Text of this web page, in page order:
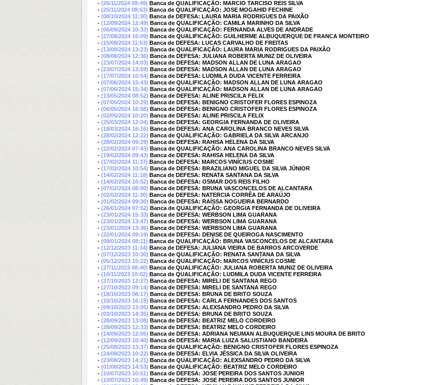
- (26/11/2024 09:49) Banca de QUALIFICAÇÃO: MARCIO TARCISO REIS SILVA
- (25/11/2024 08:53) Banca de QUALIFICAÇÃO: JOSE MOGAHID FECHINE
- (08/10/2024 11:30) Banca de DEFESA: LAURA MARIA RODRIGUES DA PAIXÃO
- (12/09/2024 12:49) Banca de QUALIFICAÇÃO: CAMILA MARINHO DA SILVA
- (06/09/2024 10:33) Banca de QUALIFICAÇÃO: FERNANDA ALVES DE ANDRADE
- (27/08/2024 16:09) Banca de QUALIFICAÇÃO: GUILHERME ALBUQUERQUE DE FRANCA MONTEIRO
- (15/08/2024 11:53) Banca de DEFESA: LUCAS CARVALHO DE FREITAS
- (13/08/2024 13:23) Banca de QUALIFICAÇÃO: LAURA MARIA RODRIGUES DA PAIXÃO
- (08/08/2024 12:36) Banca de DEFESA: JULIANA ROBERTA MUNIZ DE OLIVEIRA
- (23/07/2024 14:03) Banca de DEFESA: MADSON ALLAN DE LUNA ARAGAO
- (23/07/2024 13:59) Banca de DEFESA: MADSON ALLAN DE LUNA ARAGAO
- (17/07/2024 10:54) Banca de DEFESA: LUDMILA DUDA VICENTE FERREIRA
- (07/06/2024 15:43) Banca de QUALIFICAÇÃO: MADSON ALLAN DE LUNA ARAGAO
- (07/06/2024 15:34) Banca de QUALIFICAÇÃO: MADSON ALLAN DE LUNA ARAGAO
- (13/05/2024 08:52) Banca de DEFESA: ALINE PRISCILA FELIX
- (07/05/2024 10:29) Banca de DEFESA: BENIGNO CRISTOFER FLORES ESPINOZA
- (06/05/2024 16:58) Banca de DEFESA: BENIGNO CRISTOFER FLORES ESPINOZA
- (02/05/2024 10:20) Banca de DEFESA: ALINE PRISCILA FELIX
- (25/03/2024 12:04) Banca de DEFESA: GEORGIA FERNANDA DE OLIVEIRA
- (18/03/2024 16:16) Banca de DEFESA: ANA CAROLINA BRANCO NEVES SILVA
- (28/02/2024 12:22) Banca de QUALIFICAÇÃO: GABRIELA DA SILVA ARCANJO
- (28/02/2024 09:29) Banca de DEFESA: RAHISA HELENA DA SILVA
- (22/02/2024 07:43) Banca de QUALIFICAÇÃO: ANA CAROLINA BRANCO NEVES SILVA
- (19/02/2024 09:43) Banca de DEFESA: RAHISA HELENA DA SILVA
- (17/02/2024 11:37) Banca de DEFESA: MARCOS VINÍCIUS COSME
- (17/02/2024 10:54) Banca de DEFESA: BRAZILIANO MIGUEL DA SILVA JÚNIOR
- (14/02/2024 11:18) Banca de DEFESA: RENATA SANTANA DA SILVA
- (14/02/2024 10:52) Banca de DEFESA: OSMAR DOS REIS FILHO
- (07/02/2024 08:00) Banca de DEFESA: BRUNA VASCONCELOS DE ALCANTARA
- (02/02/2024 11:30) Banca de DEFESA: NATERCIA CORRÊA DE ARAÚJO
- (01/02/2024 09:30) Banca de DEFESA: RAÍSSA NOGUEIRA BERNARDO
- (26/01/2024 07:52) Banca de QUALIFICAÇÃO: GEORGIA FERNANDA DE OLIVEIRA
- (23/01/2024 15:33) Banca de DEFESA: WERBSON LIMA GUARANA
- (23/01/2024 13:47) Banca de DEFESA: WERBSON LIMA GUARANA
- (23/01/2024 13:36) Banca de DEFESA: WERBSON LIMA GUARANA
- (22/01/2024 09:19) Banca de DEFESA: DENISE DE QUEIROGA NASCIMENTO
- (09/01/2024 08:11) Banca de QUALIFICAÇÃO: BRUNA VASCONCELOS DE ALCANTARA
- (12/12/2023 11:34) Banca de DEFESA: JULIANA VIEIRA DE BARROS ARCOVERDE
- (07/12/2023 10:30) Banca de QUALIFICAÇÃO: RENATA SANTANA DA SILVA
- (05/12/2023 15:22) Banca de QUALIFICAÇÃO: MARCOS VINÍCIUS COSME
- (27/11/2023 08:40) Banca de QUALIFICAÇÃO: JULIANA ROBERTA MUNIZ DE OLIVEIRA
- (10/11/2023 10:02) Banca de QUALIFICAÇÃO: LUDMILA DUDA VICENTE FERREIRA
- (27/10/2023 12:27) Banca de DEFESA: MIRELI DE SANTANA REGO
- (27/10/2023 09:14) Banca de DEFESA: MIRELI DE SANTANA REGO
- (18/10/2023 08:17) Banca de DEFESA: BRUNA DE BRITO SOUZA
- (10/10/2023 16:19) Banca de DEFESA: CARLA FERNANDES DOS SANTOS
- (09/10/2023 13:05) Banca de DEFESA: ALEXSANDRO PEDRO DA SILVA
- (03/10/2023 14:35) Banca de DEFESA: BRUNA DE BRITO SOUZA
- (28/09/2023 13:08) Banca de DEFESA: BEATRIZ MELO CORDEIRO
- (28/09/2023 12:33) Banca de DEFESA: BEATRIZ MELO CORDEIRO
- (14/09/2023 12:05) Banca de DEFESA: ADRIANA NEUMAN ALBUQUERQUE LINS MOURA DE BRITO
- (12/09/2023 10:40) Banca de DEFESA: MARIA LUIZA SALUSTIANO BANDEIRA
- (25/08/2023 13:37) Banca de QUALIFICAÇÃO: BENIGNO CRISTOFER FLORES ESPINOZA
- (24/08/2023 10:22) Banca de DEFESA: ELVIA JÉSSICA DA SILVA OLIVEIRA
- (23/08/2023 14:21) Banca de QUALIFICAÇÃO: ALEXSANDRO PEDRO DA SILVA
- (01/08/2023 14:53) Banca de QUALIFICAÇÃO: BEATRIZ MELO CORDEIRO
- (10/07/2023 10:51) Banca de DEFESA: JOSE PEREIRA DOS SANTOS JUNIOR
- (10/07/2023 10:49) Banca de DEFESA: JOSE PEREIRA DOS SANTOS JUNIOR